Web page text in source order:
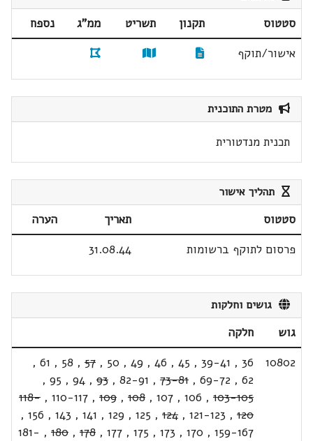
סטטוס תקנון תשריט ממ"ג
נספח
אישור/תוקף
מטרת התוכנית
תכנית מנדטורית
תהליך אישור
סטטוס תאריך
הערה
פרסום לתוקף ברשומות
31.08.44
גושים וחלקות
גוש
חלקה
10802
36
,
39-41
,
45
,
46
,
49
,
50
,
57
,
58
,
61
,
62
,
69-72
,
73-81
,
82-91
,
93
,
94
,
95
,
103-105
,
106
,
107
,
108
,
109
,
110-117
,
118-
120
,
121-123
,
124
,
125
,
129
,
141
,
143
,
156
,
159-167
,
170
,
173
,
175
,
177
,
178
,
180
,
181-